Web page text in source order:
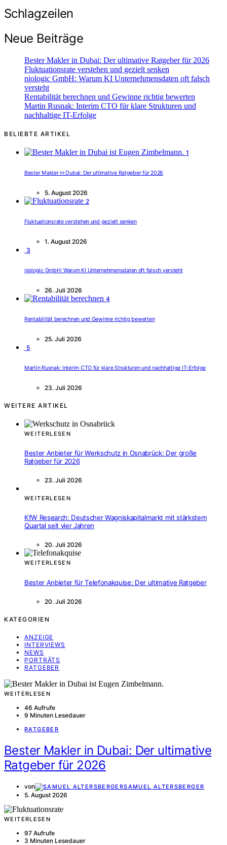
Schlagzeilen
Neue Beiträge
Bester Makler in Dubai: Der ultimative Ratgeber für 2026
Fluktuationsrate verstehen und gezielt senken
niologic GmbH: Warum KI Unternehmensdaten oft falsch
versteht
Rentabilität berechnen und Gewinne richtig bewerten
Martin Rusnak: Interim CTO für klare Strukturen und
nachhaltige IT-Erfolge
BELIEBTE ARTIKEL
1
Bester Makler in Dubai: Der ultimative Ratgeber für 2026
5. August 2026
2
Fluktuationsrate verstehen und gezielt senken
1. August 2026
3
niologic GmbH: Warum KI Unternehmensdaten oft falsch versteht
26. Juli 2026
4
Rentabilität berechnen und Gewinne richtig bewerten
25. Juli 2026
5
Martin Rusnak: Interim CTO für klare Strukturen und nachhaltige IT-Erfolge
23. Juli 2026
WEITERE ARTIKEL
WEITERLESEN
Bester Anbieter für Werkschutz in Osnabrück: Der große
Ratgeber für 2026
23. Juli 2026
WEITERLESEN
KfW Research: Deutscher Wagniskapitalmarkt mit stärkstem
Quartal seit vier Jahren
20. Juli 2026
WEITERLESEN
Bester Anbieter für Telefonakquise: Der ultimative Ratgeber
20. Juli 2026
KATEGORIEN
ANZEIGE
INTERVIEWS
NEWS
PORTRÄTS
RATGEBER
WEITERLESEN
46 Aufrufe
9 Minuten Lesedauer
RATGEBER
Bester Makler in Dubai: Der ultimative
Ratgeber für 2026
von SAMUEL ALTERSBERGER
5. August 2026
WEITERLESEN
97 Aufrufe
3 Minuten Lesedauer